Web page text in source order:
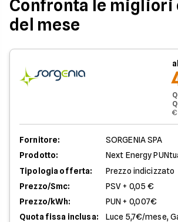
Confronta le
del mese
€
Fornitore:
SORGENIA SPA
Prodotto:
Next Energy
Tipologia offerta:
Prezzo indicizzato
Prezzo/Smc:
PSV + 0,05 €
Prezzo/kWh:
PUN + 0,007€
Quota fissa inclusa:
Luce 5,7€/mese,